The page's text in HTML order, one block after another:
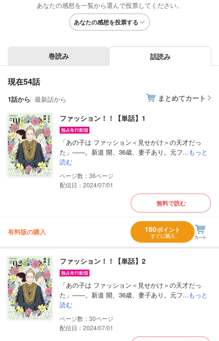
あなたの感想を一覧から選んで投票してください。
あなたの感想を投票する
巻読み 話読み
現在54話
1話から 最新話から まとめてカート
ファッション！！【単話】1
「あの子は ファッション＜見せかけ＞の天才だっ
た」――。新道 開、36歳、妻子あり。元フ...もっと
読む
36
配信日：2024/07/01
無料で読む
有料版の購入 180ポイント
すぐに購入
ファッション！！【単話】2
「あの子は ファッション＜見せかけ＞の天才だっ
た」――。新道 開、36歳、妻子あり。元フ...もっと
読む
30
配信日：2024/07/01